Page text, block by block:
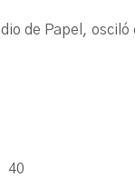
de Papel,
40